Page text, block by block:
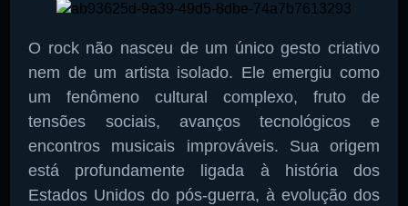
O rock não nasceu de um único gesto criativo
nem de um artista isolado. Ele emergiu como
um fenômeno cultural complexo, fruto de
tensões sociais, avanços tecnológicos e
encontros musicais improváveis. Sua origem
está profundamente ligada à história dos
Estados Unidos do pós-guerra, à evolução dos